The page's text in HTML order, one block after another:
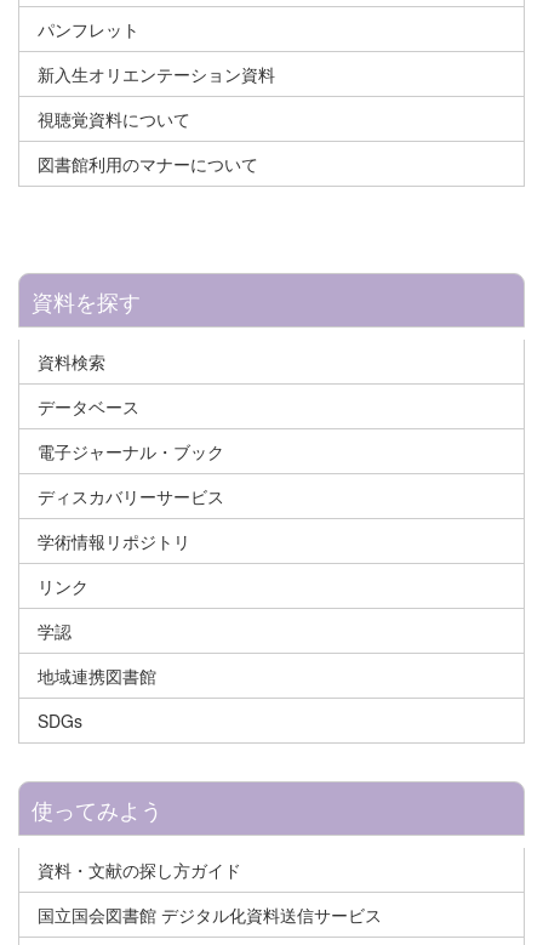
パンフレット
新入生オリエンテーション資料
視聴覚資料について
図書館利用のマナーについて
資料を探す
資料検索
データベース
電子ジャーナル・ブック
ディスカバリーサービス
学術情報リポジトリ
リンク
学認
地域連携図書館
SDGs
使ってみよう
資料・文献の探し方ガイド
国立国会図書館 デジタル化資料送信サービス